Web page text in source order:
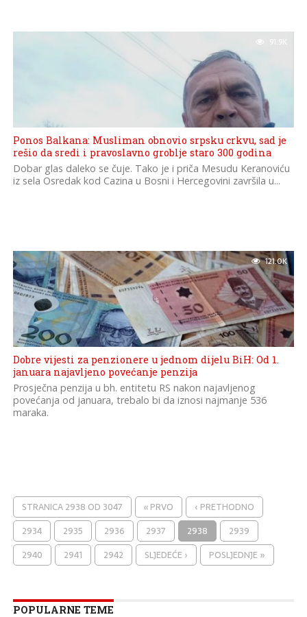
91.9K
Ponos Balkana: Musliman obnovio srpsku crkvu, sad je
rešio da sredi i pravoslavno groblje staro 300 godina
Dobar glas daleko se čuje. Tako je i priča Mesudu Keranoviću
iz sela Osredak kod Cazina u Bosni i Hercegovini završila u...
121.0K
Dobre vijesti za penzionere u jednom dijelu BiH: Od 1.
januara najavljeno povećanje penzija
Prosječna penzija u bh. entitetu RS nakon najavljenog
povećanja od januara, trebalo bi da iznosi najmanje 536
maraka.
STRANICA 2938 OD 3047 « PRVO
‹ PRETHODNO
2934
2935 2936 2937 2938
2939
2940
2941 2942 SLJEDEĆE › POSLJEDNJE »
POPULARNE TEME